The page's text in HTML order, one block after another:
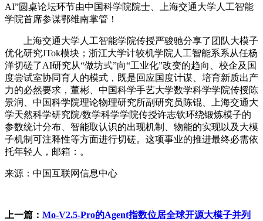
AI”圆桌论坛环节由中国科学院院士、上海交通大学人工智能
学院首席参谋鄂维南掌管！
上海交通大学人工智能学院传授严骏驰分享了团队大模子
优化研究JTok模块；浙江大学计较机学院人工智能系系从任杨
洋切磋了AI研究从“做坊式”向“工业化”改变的趋向、校企及国
度尝试室协同育人的模式，既是回应国度计谋、培育新质出产
力的必然要求，董彬、中国科学手艺大学数学科学学院传授陈
景润、中国科学院理论物理研究所副研究员陈锟、上海交通大
学天然科学研究院/数学科学学院传授许志钦环绕锻炼模子的
参数统计分布、智能取认识的出现机制、物能的实现以及大模
子机制可注释性等方面进行切磋。这项事业的推进最终必需依
托年轻人，邮箱：。
来源：中国互联网信息中心
上一篇： Mo-V2.5-Pro的Agent指数位居全球开源大模子并列